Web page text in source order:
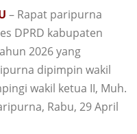
– Rapat paripurna
DPRD kabupaten
2026 yang
dipimpin wakil
wakil ketua II, Muh.
Rabu, 29 April